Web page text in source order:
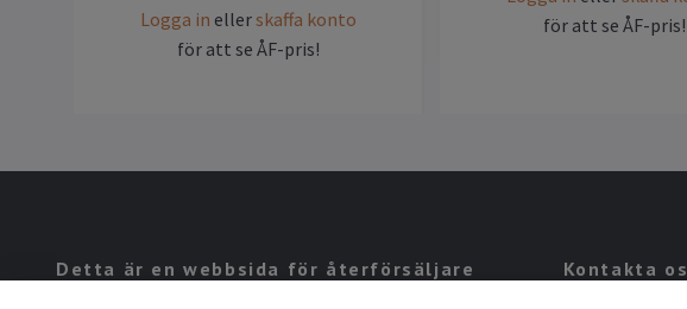
Logga in ellerskaffa konto
för att se ÅF-pris!
för att se ÅF-pris!
Detta är en webbsida för återförsäljare Kontakta